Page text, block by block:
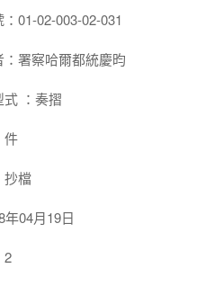
01-02-003-02-031
：署察哈爾都統慶昀
式 ：奏摺
件
抄檔
年04月19日
2